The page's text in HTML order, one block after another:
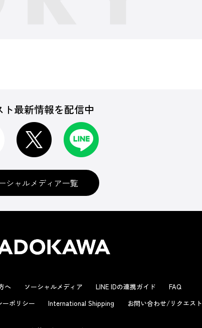
ト最新情報を配信中
シャルメディア一覧
へ ソーシャルメディア LINE IDの連携ガイド
FAQ
ーポリシー International Shipping お問い合わせ/リクエスト